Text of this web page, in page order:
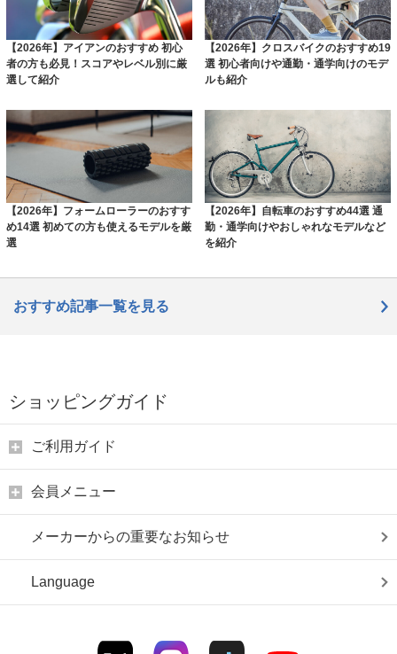
【2026年】アイアンのおすすめ 初心
者の方も必見！スコアやレベル別に厳
選して紹介
【2026年】クロスバイクのおすすめ19
選 初心者向けや通勤・通学向けのモデ
ルも紹介
【2026年】フォームローラーのおすす
め14選 初めての方も使えるモデルを厳
選
【2026年】自転車のおすすめ44選 通
勤・通学向けやおしゃれなモデルなど
を紹介
おすすめ記事一覧を見る
ショッピングガイド
ご利用ガイド
会員メニュー
メーカーからの重要なお知らせ
Language